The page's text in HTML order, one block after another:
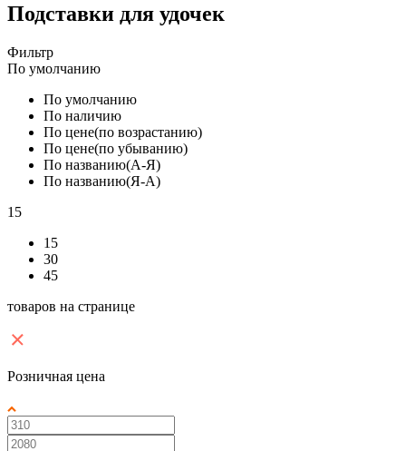
Подставки для удочек
Фильтр
По умолчанию
По умолчанию
По наличию
По цене(по возрастанию)
По цене(по убыванию)
По названию(А-Я)
По названию(Я-А)
15
15
30
45
товаров на странице
Розничная цена